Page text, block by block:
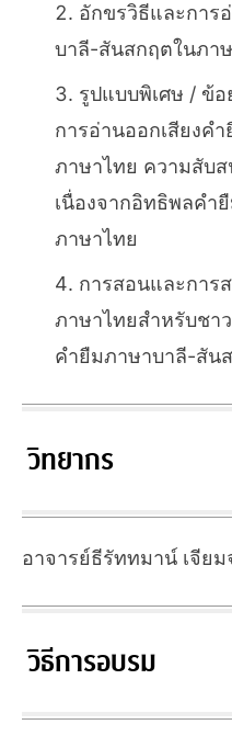
อักขรวิธีและการ
บาลี-สันสกฤตในภา
รูปแบบพิเศษ / ข้
การอ่านออกเสียงค
ภาษาไทย ความสับ
เนื่องจากอิทธิพลคำ
ภาษาไทย
การสอนและการ
ภาษาไทยสำหรับชา
คำยืมภาษาบาลี-สัน
วิทยากร
อาจารย์ธีรัททมาน์ เจียม
วิธีการอบรม